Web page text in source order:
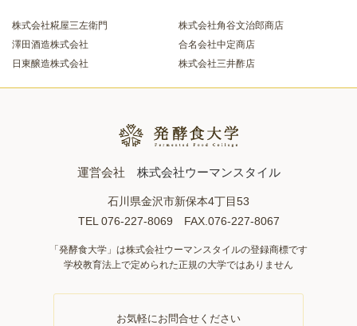
株式会社糀屋三左衛門
株式会社角谷文治郎商店
澤田酒造株式会社
合名会社中定商店
日東醸造株式会社
株式会社三井酢店
運営会社 株式会社ウーマンスタイル
石川県金沢市新保本4丁目53
TEL 076-227-8069 FAX.076-227-8067
「発酵食大学」は株式会社ウーマンスタイルの登録商標です
学校教育法上で定められた正規の大学ではありません
お気軽にお問合せください